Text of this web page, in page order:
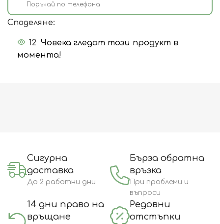
Поръчай по телефона
Споделяне:
12 Човека гледат този продукт в
момента!
Сигурна
доставка
До 2 работни дни
Бърза обратна
връзка
При проблеми и
въпроси
14 дни право на
връщане
Редовни
отстъпки